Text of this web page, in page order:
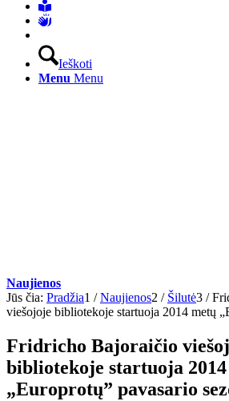
Ieškoti
Menu Menu
Naujienos
Jūs čia: Pradžia1 / Naujienos2 / Šilutė3 /
viešojoje bibliotekoje startuoja 2014 metų
Fridricho Bajoraičio
bibliotekoje startuoja
„Europrotų” pavasario